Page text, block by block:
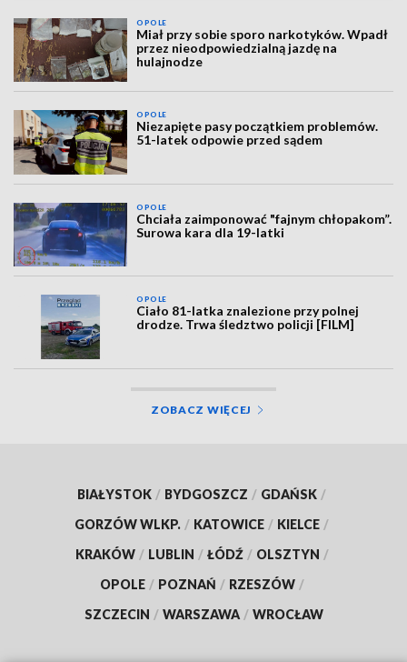
OPOLE
Miał przy sobie sporo narkotyków. Wpadł
przez nieodpowiedzialną jazdę na
hulajnodze
OPOLE
Niezapięte pasy początkiem problemów.
51-latek odpowie przed sądem
OPOLE
Chciała zaimponować "fajnym chłopakom”.
Surowa kara dla 19-latki
OPOLE
Ciało 81-latka znalezione przy polnej
drodze. Trwa śledztwo policji [FILM]
ZOBACZ WIĘCEJ
BIAŁYSTOK / BYDGOSZCZ / GDAŃSK /
GORZÓW WLKP. / KATOWICE / KIELCE /
KRAKÓW / LUBLIN / ŁÓDŹ / OLSZTYN /
OPOLE / POZNAŃ / RZESZÓW /
SZCZECIN / WARSZAWA / WROCŁAW